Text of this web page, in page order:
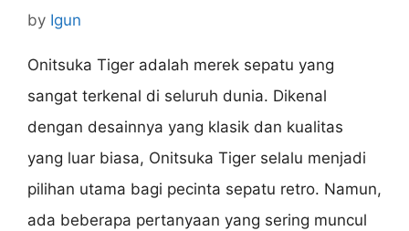
by Igun
Onitsuka Tiger adalah merek sepatu yang
sangat terkenal di seluruh dunia. Dikenal
dengan desainnya yang klasik dan kualitas
yang luar biasa, Onitsuka Tiger selalu menjadi
pilihan utama bagi pecinta sepatu retro. Namun,
ada beberapa pertanyaan yang sering muncul